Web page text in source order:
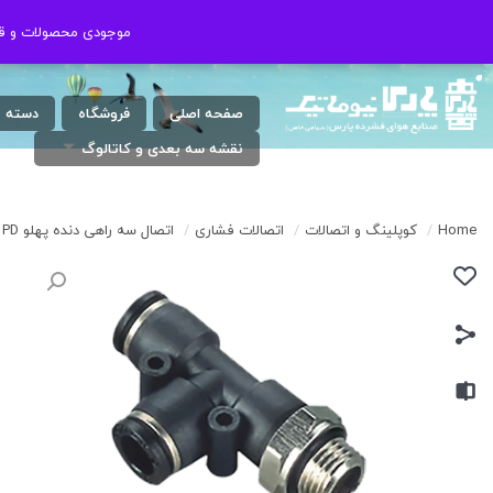
موجودی محصولات و
شنبه الی چهارشنبه ( 17:30 / 8 ) پنجشنبه
صفحه اصلی فروشگاه دسته
نقشه سه بعدی و کاتالوگ
موجودی محصولات و
Home
/ کوپلینگ و اتصالات / اتصالات فشاری / اتصال سه راهی دنده پهلو PD